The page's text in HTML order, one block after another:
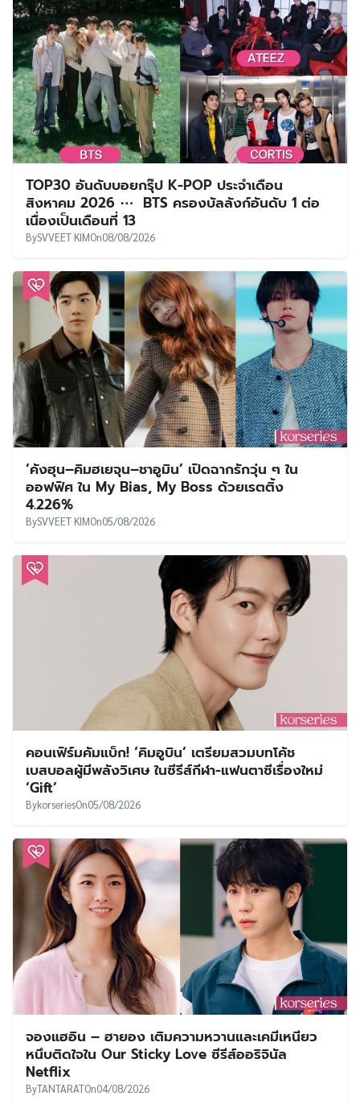
TOP30 อันดับบอยกรุ๊ป K-POP ประจำเดือน
สิงหาคม 2026 ⋯ BTS ครองบัลลังก์อันดับ 1 ต่อ
เนื่องเป็นเดือนที่ 13
BySVVEET KIMOn08/08/2026
‘คังฮุน–คิมฮเยจุน–ชาอูมิน’ เปิดฉากรักวุ่น ๆ ใน
ออฟฟิศ ใน My Bias, My Boss ด้วยเรตติ้ง
4.226%
BySVVEET KIMOn05/08/2026
คอนเฟิร์มคัมแบ็ก! ‘คิมอูบิน’ เตรียมสวมบทโค้ช
เบสบอลผู้มีพลังวิเศษ ในซีรีส์กีฬา-แฟนตาซีเรื่องใหม่
‘Gift’
BykorseriesOn05/08/2026
จองแฮอิน – ฮายอง เติมความหวานและเคมีเหนียว
หนึบติดใจใน Our Sticky Love ซีรีส์ออริจินัล
Netflix
ByTANTARATOn04/08/2026